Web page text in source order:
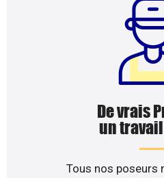
De vrais
un
Tous nos poseurs